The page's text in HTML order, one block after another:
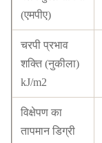
(एमपीए)
चरपी प्रभाव
शक्ति (नुकीला)
kJ/m2
विक्षेपण का
तापमान डिग्री